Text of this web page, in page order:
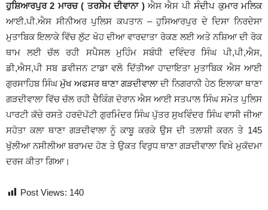
ਹੁਸ਼ਿਆਰਪੁਰ 2 ਮਾਰਚ ( ਤਰਸੇਮ ਦੀਵਾਨਾ )ਐਸ ਐਸ ਪੀਸੰਦੀਪ ਕੁਮਾਰ ਮਲਿਕ
ਆਈ.ਪੀ.ਐਸ ਸੀਨੀਅਰ ਪੁਲਿਸ ਕਪਤਾਨ – ਹੁਸਿਆਰਪੁਰ ਦੇ ਦਿਸਾ ਨਿਰਦੇਸਾ
ਮੁਤਾਬਿਕ ਇਲਾਕੇ ਵਿੱਚ ਲੁੱਟ ਖੋਹ ਦੀਆ ਵਾਰਦਾਤਾ ਰੋਕਣ ਲਈ ਅਤੇ ਨਸ਼ਿਆ ਦੀ ਰੋਕ
ਥਾਮ ਲਈ ਚੱਲ ਰਹੀ ਸਪੈਸਲ ਮੁਹਿੰਮ ਸਬੰਧੀ ਦਵਿੰਦਰ ਸਿੰਘ ਪੀ,ਪੀ,ਐਸ,
ਡੀ,ਐਸ,ਪੀ ਸਬ ਡਵੀਜਨ ਟਾਡਾ ਵਲੋ ਦਿੱਤੀਆ ਹਾਦਾਇਤਾ ਮੁਤਾਬਿਕ ਐਸ ਆਈ
ਗੁਰਸਾਹਿਬ ਸਿੰਘਮੁੱਖ ਅਫਸਰ ਥਾਣਾ ਗੜਦੀਵਾਲਾਦੀ ਨਿਗਰਾਨੀ ਹੇਠ ਇਲਾਕਾ ਥਾਣਾ
ਗੜਦੀਵਾਲਾ ਵਿੱਚ ਚੱਲ ਰਹੀ ਚੈਕਿੰਗ ਦੋਰਾਨ ਐਸ ਆਈ ਸਤਪਾਲ ਸਿੰਘ ਸਮੇਤ ਪੁਲਿਸ
ਪਾਰਟੀ ਕੱਚੇ ਰਸਤੇ ਹਰਦੋਪੱਟੀ ਗੁਰਮਿੰਦਰ ਸਿੰਘ ਪੁੱਤਰ ਸੁਖਵਿੰਦਰ ਸਿੰਘ ਵਾਸੀ ਜੀਆ
ਸਹੋਤਾ ਕਲਾ ਥਾਣਾ ਗੜਦੀਵਾਲਾ ਨੂੰ ਕਾਬੂ ਕਰਕੇ ਉਸ ਦੀ ਤਲਾਸ਼ੀ ਕਰਨ ਤੇ 145
ਖੁੱਲੀਆ ਨਸੀਲੀਆ ਬਰਾਮਦ ਹੋਣ ਤੇ ਉਕਤ ਵਿਰੁਧ ਥਾਣਾ ਗੜਦੀਵਾਲਾ ਵਿਖ਼ੇ ਮੁਕੱਦਮਾ
ਦਰਜ ਕੀਤਾ ਗਿਆ।
Post Views: 140